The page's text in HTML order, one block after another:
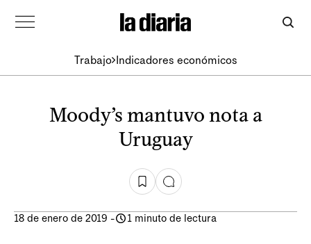
Trabajo Indicadores económicos
Moody’s mantuvo nota a
Uruguay
18 de enero de 2019 - 1 minuto de lectura